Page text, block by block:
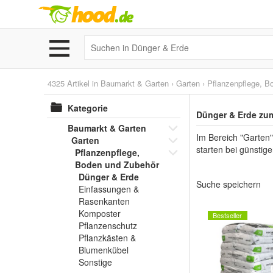
4325 Artikel in Baumarkt & Garten › Garten › Pflanzenpflege,
Kategorie
Baumarkt & Garten
Garten
Pflanzenpflege,
Boden und Zubehör
Dünger & Erde
Einfassungen &
Rasenkanten
Komposter
Pflanzenschutz
Pflanzkästen &
Blumenkübel
Sonstige
Dünger & Erde
Im Bereich
starten bei
Suche speichern
Bestseller